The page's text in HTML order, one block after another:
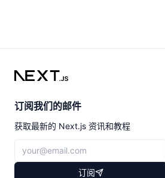
订阅我们的邮件
获取最新的 Next.js 资讯和教程
订阅